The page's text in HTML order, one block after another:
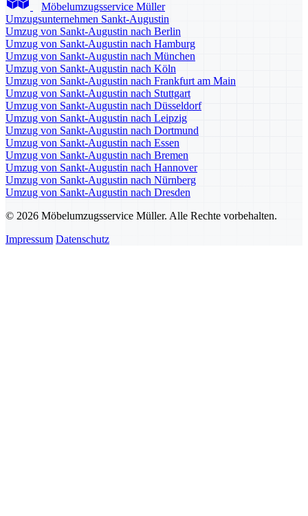
Möbelumzugsservice Müller
Umzugsunternehmen Sankt-Augustin
Umzug von Sankt-Augustin nach Berlin
Umzug von Sankt-Augustin nach Hamburg
Umzug von Sankt-Augustin nach München
Umzug von Sankt-Augustin nach Köln
Umzug von Sankt-Augustin nach Frankfurt am Main
Umzug von Sankt-Augustin nach Stuttgart
Umzug von Sankt-Augustin nach Düsseldorf
Umzug von Sankt-Augustin nach Leipzig
Umzug von Sankt-Augustin nach Dortmund
Umzug von Sankt-Augustin nach Essen
Umzug von Sankt-Augustin nach Bremen
Umzug von Sankt-Augustin nach Hannover
Umzug von Sankt-Augustin nach Nürnberg
Umzug von Sankt-Augustin nach Dresden
© 2026 Möbelumzugsservice Müller. Alle Rechte vorbehalten.
Impressum Datenschutz